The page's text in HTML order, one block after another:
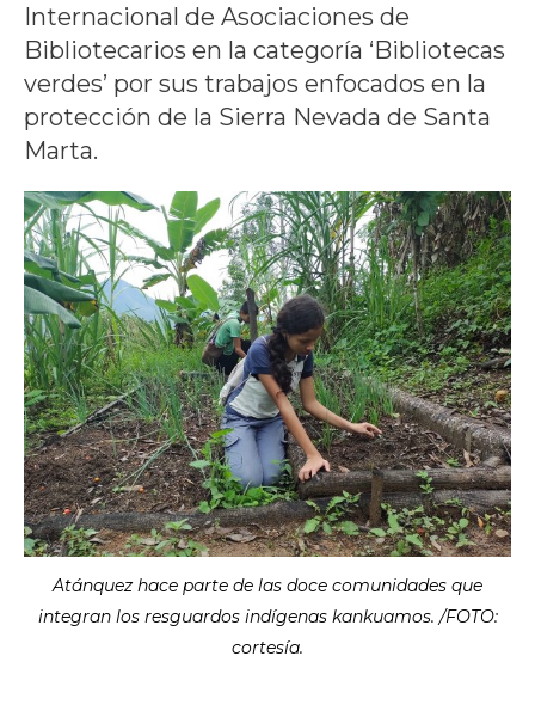
Internacional de Asociaciones de
Bibliotecarios en la categoría ‘Bibliotecas
verdes’ por sus trabajos enfocados en la
protección de la Sierra Nevada de Santa
Marta.
Atánquez hace parte de las doce comunidades que
integran los resguardos indígenas kankuamos. /FOTO:
cortesía.